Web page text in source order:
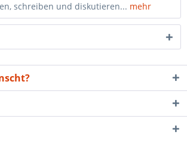
schreiben und diskutieren... mehr